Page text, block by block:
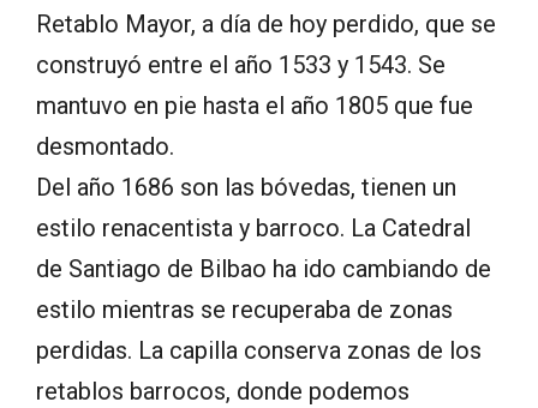
Retablo Mayor, a día de hoy perdido, que se
construyó entre el año 1533 y 1543. Se
mantuvo en pie hasta el año 1805 que fue
desmontado.
Del año 1686 son las bóvedas, tienen un
estilo renacentista y barroco. La Catedral
de Santiago de Bilbao ha ido cambiando de
estilo mientras se recuperaba de zonas
perdidas. La capilla conserva zonas de los
retablos barrocos, donde podemos